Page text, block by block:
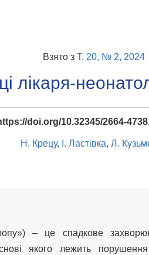
Взято з Т. 20, № 2, 2024
лікаря-
doi.org/10.32345/2664-
Н. Крецу, І. Ластівка, Л.
– це спадкове
якого лежить